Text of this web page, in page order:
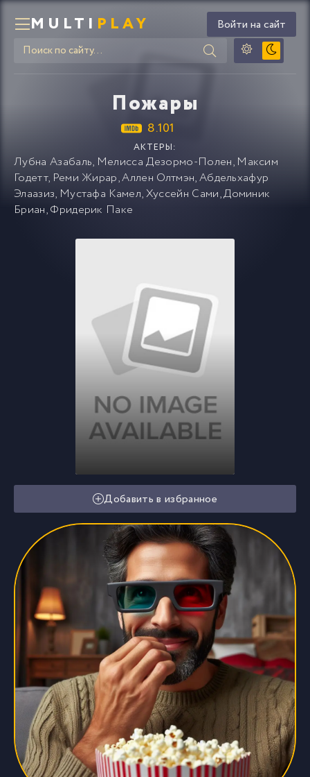
MULTI PLAY Войти на сайт
Пожары
8.101
АКТЕРЫ:
Лубна Азабаль, Мелисса Дезормо-Полен, Максим
Годетт, Реми Жирар,Аллен Олтмэн,Абдельхафур
Элаазиз, Мустафа Камел,Хуссейн Сами,Доминик
Бриан,Фридерик Паке
Добавить в избранное